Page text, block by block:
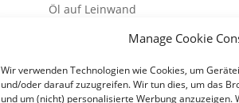
Manage Cookie
Wir verwenden Technologien wie Cookies, um
und/oder darauf zuzugreifen. Wir tun dies, um das
und um (nicht) personalisierte Werbung anzuzeigen.
Öl auf Leinwand